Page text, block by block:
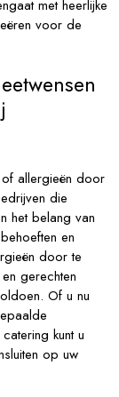
met heerlijke
voor de
allergieën door
die
het belang van
en
door te
gerechten
Of u nu
kunt u
op uw